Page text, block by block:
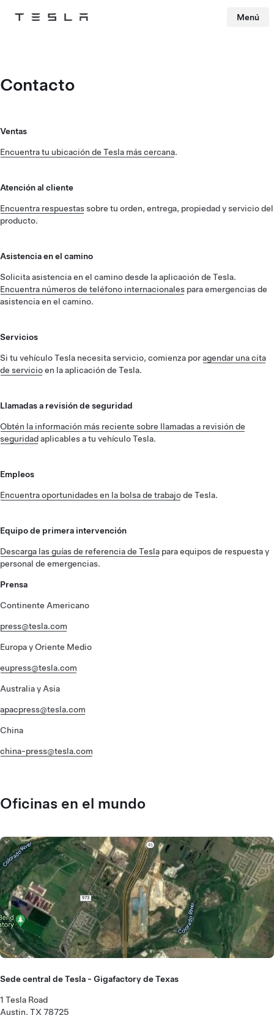
Tesla Menú
Contacto
Ventas
Encuentra tu ubicación de Tesla más cercana.
Atención al cliente
Encuentra respuestassobre tu orden, entrega, propiedad y servicio del
producto.
Asistencia en el camino
Solicita asistencia en el camino desde la aplicación de Tesla.
Encuentra números de teléfono internacionales para emergencias de
asistencia en el camino.
Servicios
Si tu vehículo Tesla necesita servicio, comienza poragendar una cita
de servicioen la aplicación de Tesla.
Llamadas a revisión de seguridad
Obtén la información más reciente sobre llamadas a revisión de
seguridadaplicables a tu vehículo Tesla.
Empleos
Encuentra oportunidades en la bolsa de trabajode Tesla.
Equipo de primera intervención
Descarga las guías de referencia de Tesla para equipos de respuesta y
personal de emergencias.
Prensa
Continente Americano
press@tesla.com
Europa y Oriente Medio
eupress@tesla.com
Australia y Asia
apacpress@tesla.com
China
china-press@tesla.com
Oficinas en el mundo
Sede central de Tesla - Gigafactory de Texas
1 Tesla Road
Austin, TX 78725